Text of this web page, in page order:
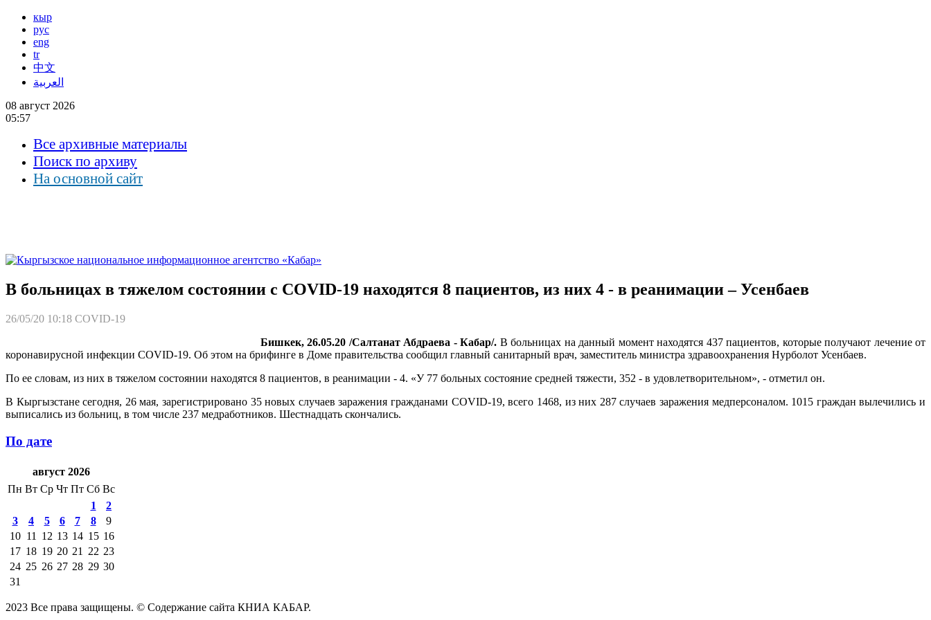
кыр
рус
eng
tr
中文
العربية
08 август 2026
05:57
Все архивные материалы
Поиск по архиву
На основной сайт
В больницах в тяжелом состоянии с COVID-19 находятся 8 пациентов, из них 4 - в реанимации – Усенбаев
26/05/20 10:18 COVID-19
Бишкек, 26.05.20 /Салтанат Абдраева - Кабар/. В больницах на данный момент находятся 437 пациентов, которые получают лечение от
коронавирусной инфекции COVID-19. Об этом на брифинге в Доме правительства сообщил главный санитарный врач, заместитель министра здравоохранения Нурболот Усенбаев.
По ее словам, из них в тяжелом состоянии находятся 8 пациентов, в реанимации - 4. «У 77 больных состояние средней тяжести, 352 - в удовлетворительном», - отметил он.
В Кыргызстане сегодня, 26 мая, зарегистрировано 35 новых случаев заражения гражданами COVID-19, всего 1468, из них 287 случаев заражения медперсоналом. 1015 граждан вылечились и
выписались из больниц, в том числе 237 медработников. Шестнадцать скончались.
По дате
август 2026
Пн Вт Ср Чт Пт Сб Вс
1
2
3
4 5 6 7 8
9
10 11 12 13 14 15 16
17 18 19 20 21 22 23
24 25 26 27 28 29 30
31
2023 Все права защищены. © Содержание сайта КНИА КАБАР.